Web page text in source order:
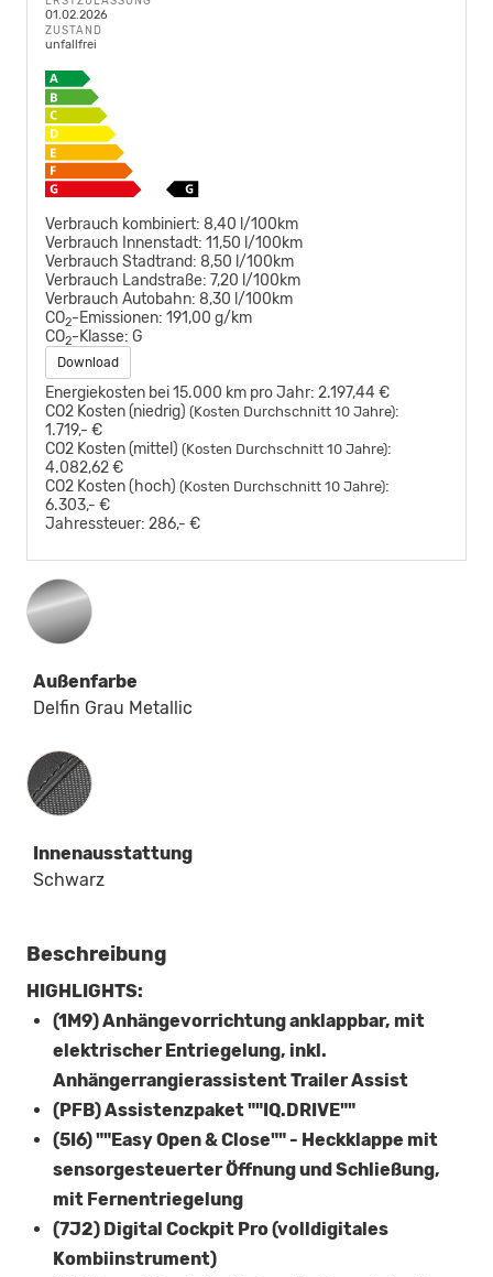
01.02.2026
ZUSTAND
unfallfrei
Verbrauch kombiniert: 8,40 l/100km
Verbrauch Innenstadt: 11,50 l/100km
Verbrauch Stadtrand: 8,50 l/100km
Verbrauch Landstraße: 7,20 l/100km
Verbrauch Autobahn: 8,30 l/100km
CO2-Emissionen: 191,00 g/km
CO2-Klasse: G
Download
Energiekosten bei 15.000 km pro Jahr: 2.197,44 €
CO2 Kosten (niedrig) (Kosten Durchschnitt 10 Jahre):
1.719,- €
CO2 Kosten (mittel) (Kosten Durchschnitt 10 Jahre):
4.082,62 €
CO2 Kosten (hoch) (Kosten Durchschnitt 10 Jahre):
6.303,- €
Jahressteuer: 286,- €
Außenfarbe
Delfin Grau Metallic
Innenausstattung
Innenausstattung
Schwarz
Beschreibung
HIGHLIGHTS:
(1M9) Anhängevorrichtung anklappbar, mit
elektrischer Entriegelung, inkl.
Anhängerrangierassistent Trailer Assist
(PFB) Assistenzpaket ""IQ.DRIVE""
(5I6) ""Easy Open & Close"" - Heckklappe mit
sensorgesteuerter Öffnung und Schließung,
mit Fernentriegelung
(7J2) Digital Cockpit Pro (volldigitales
Kombiinstrument)